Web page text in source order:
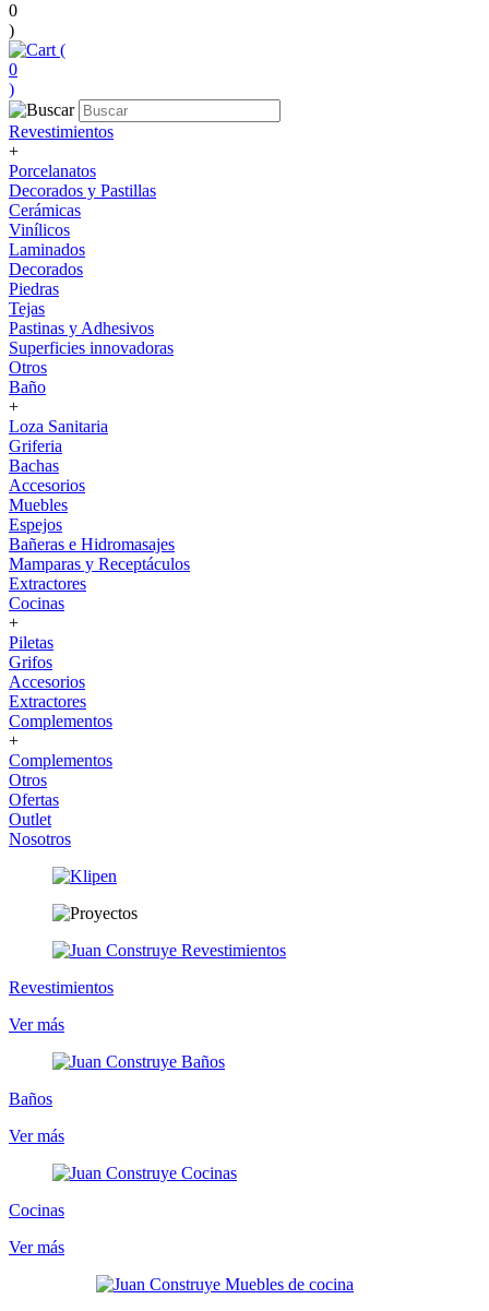
0
)
(
0
)
Revestimientos
+
Porcelanatos
Decorados y Pastillas
Cerámicas
Vinílicos
Laminados
Decorados
Piedras
Tejas
Pastinas y Adhesivos
Superficies innovadoras
Otros
Baño
+
Loza Sanitaria
Griferia
Bachas
Accesorios
Muebles
Espejos
Bañeras e Hidromasajes
Mamparas y Receptáculos
Extractores
Cocinas
+
Piletas
Grifos
Accesorios
Extractores
Complementos
+
Complementos
Otros
Ofertas
Outlet
Nosotros
Revestimientos
Ver más
Baños
Ver más
Cocinas
Ver más